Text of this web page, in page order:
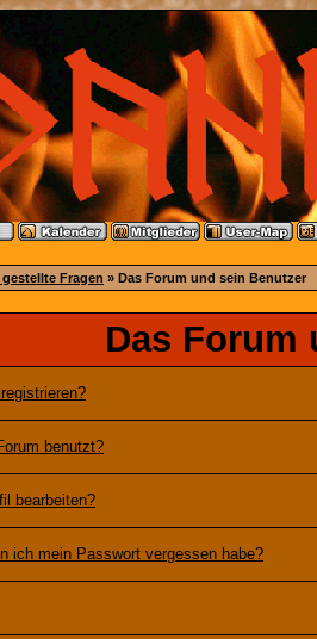
Fragen » Das Forum und sein Benutzer
Das Forum
benutzt?
bearbeiten?
ich mein Passwort vergessen habe?